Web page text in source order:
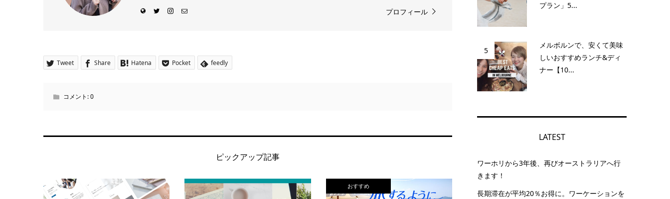
プロフィール
Tweet Share Hatena Pocket feedly
コメント:0
ピックアップ記事
おすすめ
プラン」5...
5
メルボルンで、安くて美味
しいおすすめランチ&ディ
ナー【10...
LATEST
ワーホリから3年後、再びオーストラリアへ行
きます！
長期滞在が平均20％お得に。ワーケーションを